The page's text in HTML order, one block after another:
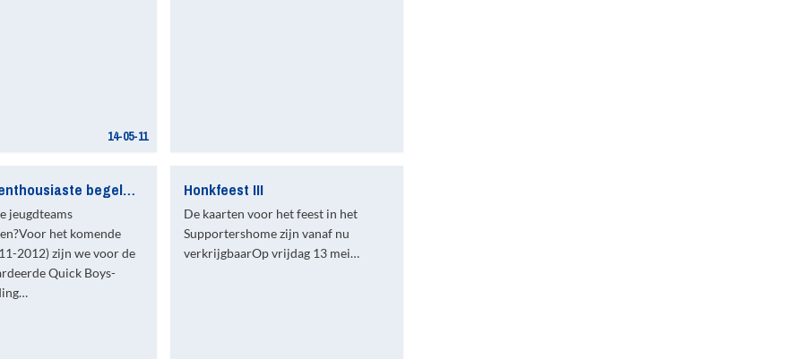
14-05-11
Gezocht: enthousiaste begeleiders en assistent-scheidsrechters!
jeugdteams
het komende
2012) zijn we voor de
Quick Boys-
Honkfeest III
De kaarten voor het feest in het
Supportershome zijn vanaf nu
verkrijgbaarOp vrijdag 13 mei…